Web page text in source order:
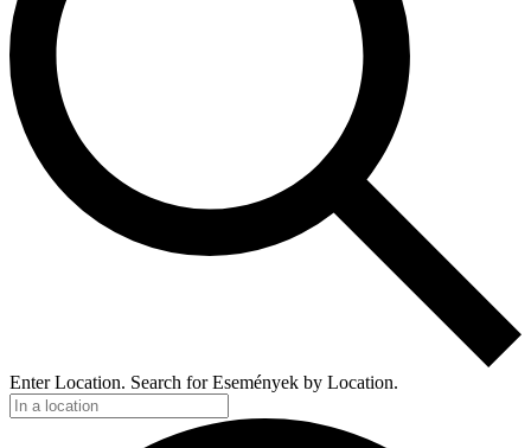
Enter Location. Search for Események by Location.